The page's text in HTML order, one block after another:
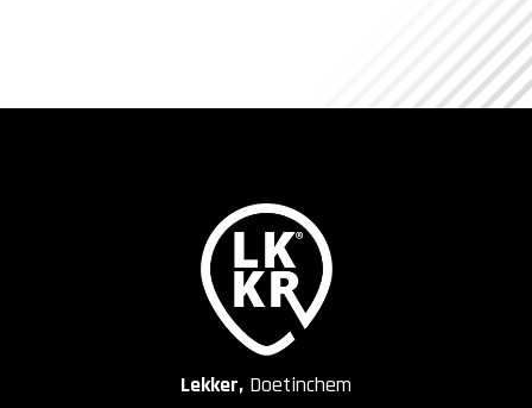
Lekker, Doetinchem